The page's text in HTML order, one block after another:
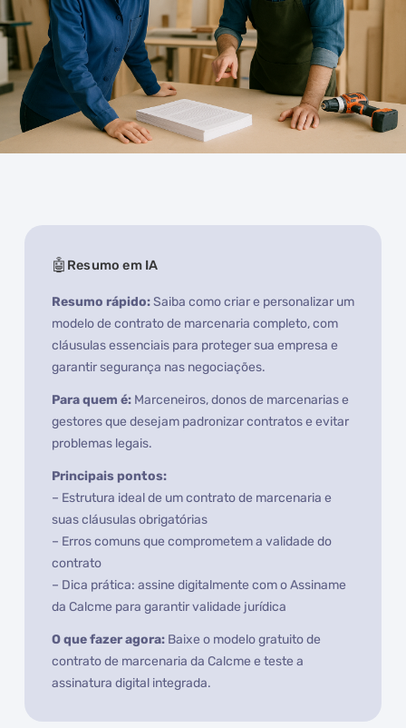
Resumo em IA
Resumo rápido:Saiba como criar e personalizar um
modelo de contrato de marcenaria completo, com
cláusulas essenciais para proteger sua empresa e
garantir segurança nas negociações.
Para quem é:Marceneiros, donos de marcenarias e
gestores que desejam padronizar contratos e evitar
problemas legais.
Principais pontos:
– Estrutura ideal de um contrato de marcenaria e
suas cláusulas obrigatórias
– Erros comuns que comprometem a validade do
contrato
– Dica prática: assine digitalmente com o Assiname
da Calcme para garantir validade jurídica
O que fazer agora:Baixe o modelo gratuito de
contrato de marcenaria da Calcme e teste a
assinatura digital integrada.